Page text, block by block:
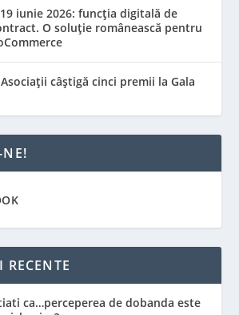
iunie 2026: funcția digitală de
O soluție românească pentru
câștigă cinci premii la Gala
NE!
ca…perceperea de dobanda este